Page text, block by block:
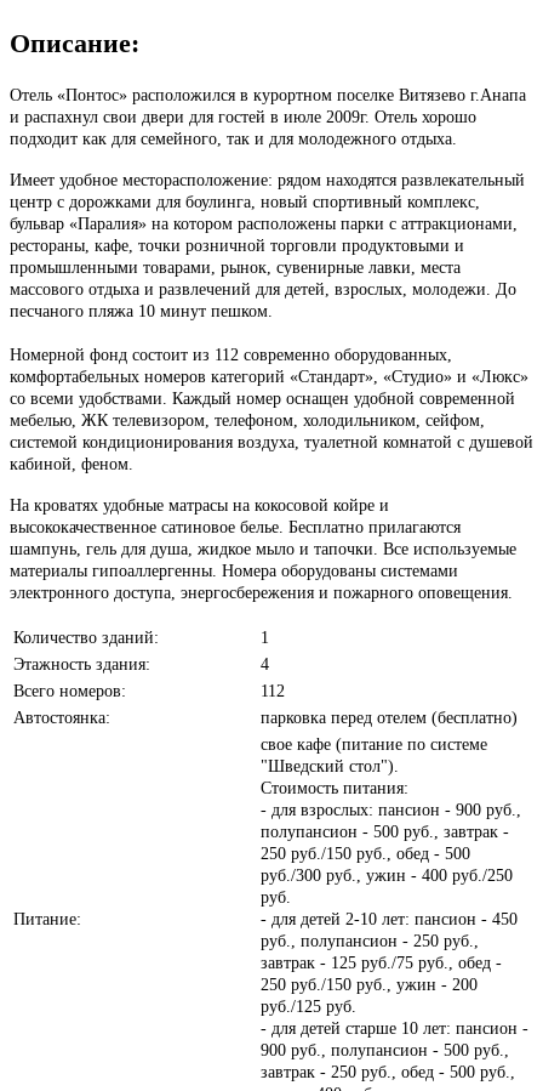
Описание:
Отель «Понтос» расположился в курортном поселке Витязево г.Анапа
и распахнул свои двери для гостей в июле 2009г. Отель хорошо
подходит как для семейного, так и для молодежного отдыха.
Имеет удобное месторасположение: рядом находятся развлекательный
центр с дорожками для боулинга, новый спортивный комплекс,
бульвар «Паралия» на котором расположены парки с аттракционами,
рестораны, кафе, точки розничной торговли продуктовыми и
промышленными товарами, рынок, сувенирные лавки, места
массового отдыха и развлечений для детей, взрослых, молодежи. До
песчаного пляжа 10 минут пешком.
Номерной фонд состоит из 112 современно оборудованных,
комфортабельных номеров категорий «Стандарт», «Студио» и «Люкс»
со всеми удобствами. Каждый номер оснащен удобной современной
мебелью, ЖК телевизором, телефоном, холодильником, сейфом,
системой кондиционирования воздуха, туалетной комнатой с душевой
кабиной, феном.
На кроватях удобные матрасы на кокосовой койре и
высококачественное сатиновое белье. Бесплатно прилагаются
шампунь, гель для душа, жидкое мыло и тапочки. Все используемые
материалы гипоаллергенны. Номера оборудованы системами
электронного доступа, энергосбережения и пожарного оповещения.
Количество зданий:
1
Этажность здания:
4
Всего номеров:
112
Автостоянка:
парковка перед отелем (бесплатно)
Питание:
свое кафе (питание по системе
"Шведский стол").
Стоимость питания:
- для взрослых: пансион - 900 руб.,
полупансион - 500 руб., завтрак -
250 руб./150 руб., обед - 500
руб./300 руб., ужин - 400 руб./250
руб.
- для детей 2-10 лет: пансион - 450
руб., полупансион - 250 руб.,
завтрак - 125 руб./75 руб., обед -
250 руб./150 руб., ужин - 200
руб./125 руб.
- для детей старше 10 лет: пансион -
900 руб., полупансион - 500 руб.,
завтрак - 250 руб., обед - 500 руб.,